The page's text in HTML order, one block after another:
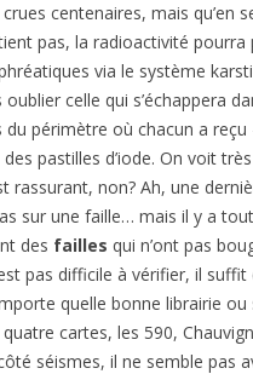
centenaires, mais qu’en
pas, la radioactivité pourra
via le système
celle qui s’échappera
périmètre où chacun a
pastilles d’iode. On voit
rassurant, non? Ah, une
sur une faille… mais il y a
des failles qui n’ont pas
pas difficile à vérifier, il suffit
quelle bonne librairie ou
cartes, les 590,
séismes, il ne semble pas